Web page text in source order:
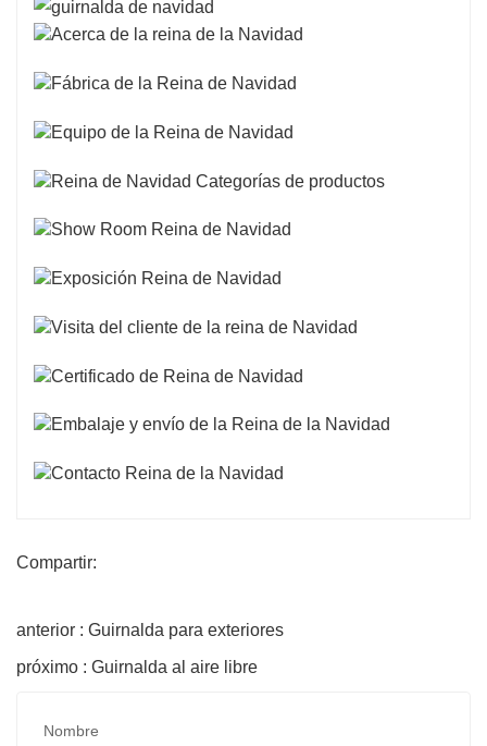
Compartir:
anterior : Guirnalda para exteriores
próximo : Guirnalda al aire libre
Nombre